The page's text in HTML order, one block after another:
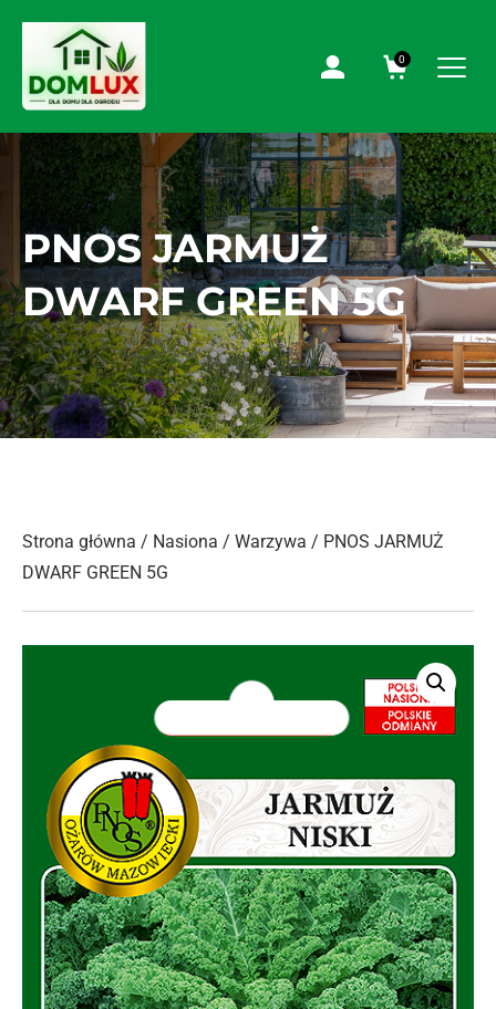
0
PNOS JARMUŻ
DWARF GREEN 5G
Strona główna / Nasiona / Warzywa / PNOS JARMUŻ
DWARF GREEN 5G